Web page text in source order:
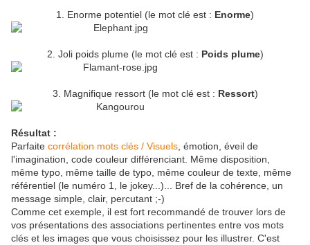
1. Enorme potentiel (le mot clé est : Enorme)
2. Joli poids plume (le mot clé est : Poids plume)
3. Magnifique ressort (le mot clé est : Ressort)
Résultat :
Parfaite corrélation mots clés / Visuels , émotion, éveil de
l'imagination, code couleur différenciant. Même disposition,
même typo, même taille de typo, même couleur de texte, même
référentiel (le numéro 1, le jokey...)... Bref de la cohérence, un
message simple, clair, percutant ;-)
Comme cet exemple, il est fort recommandé de trouver lors de
vos présentations des associations pertinentes entre vos mots
clés et les images que vous choisissez pour les illustrer. C'est